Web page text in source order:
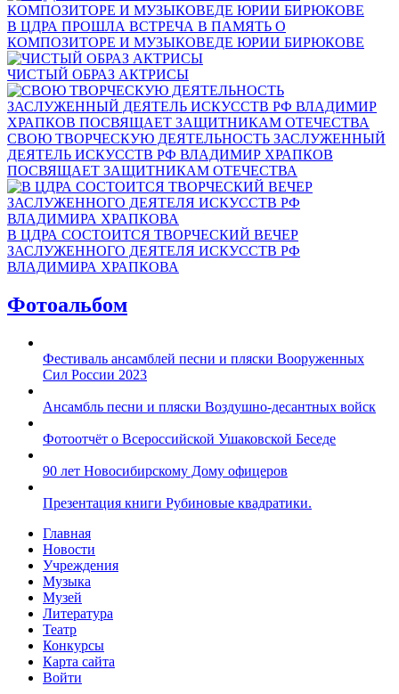
В ЦДРА ПРОШЛА ВСТРЕЧА В ПАМЯТЬ О
КОМПОЗИТОРЕ И МУЗЫКОВЕДЕ ЮРИИ БИРЮКОВЕ
ЧИСТЫЙ ОБРАЗ АКТРИСЫ
СВОЮ ТВОРЧЕСКУЮ ДЕЯТЕЛЬНОСТЬ ЗАСЛУЖЕННЫЙ
ДЕЯТЕЛЬ ИСКУССТВ РФ ВЛАДИМИР ХРАПКОВ
ПОСВЯЩАЕТ ЗАЩИТНИКАМ ОТЕЧЕСТВА
В ЦДРА СОСТОИТСЯ ТВОРЧЕСКИЙ ВЕЧЕР
ЗАСЛУЖЕННОГО ДЕЯТЕЛЯ ИСКУССТВ РФ
ВЛАДИМИРА ХРАПКОВА
Фотоальбом
Фестиваль ансамблей песни и пляски Вооруженных
Сил России 2023
Ансамбль песни и пляски Воздушно-десантных войск
Фотоотчёт о Всероссийской Ушаковской Беседе
90 лет Новосибирскому Дому офицеров
Презентация книги Рубиновые квадратики.
Главная
Новости
Учреждения
Музыка
Музей
Литература
Театр
Конкурсы
Карта сайта
Войти